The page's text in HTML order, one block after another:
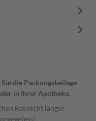
die Packungsbeilage
in Ihrer Apotheke.
Rat nicht länger